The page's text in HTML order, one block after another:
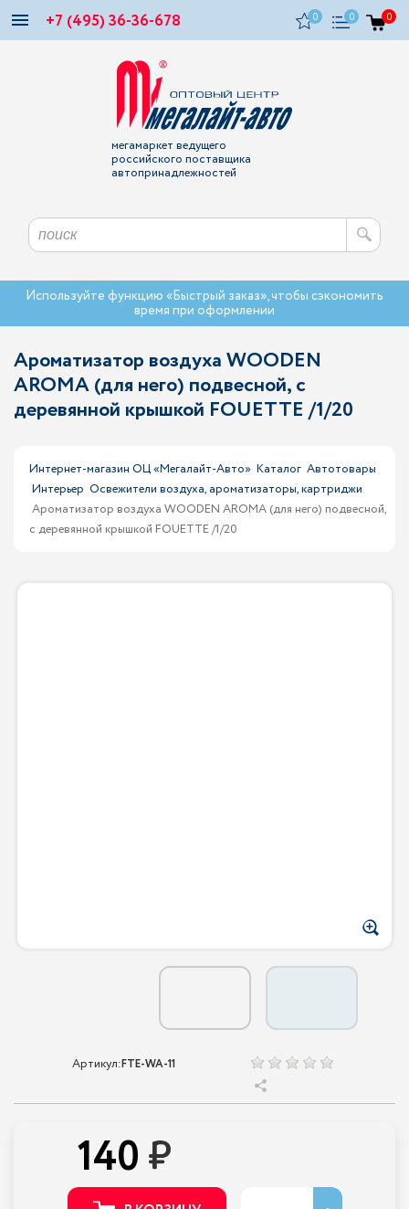
+7 (495) 36-36-678 0 0 0
мегамаркет ведущего
российского поставщика
автопринадлежностей
Используйте функцию «Быстрый заказ», чтобы сэкономить
время при оформлении
Ароматизатор воздуха WOODEN
AROMA (для него) подвесной, с
деревянной крышкой FOUETTE /1/20
Интернет-магазин ОЦ «Мегалайт-Авто» Каталог Автотовары
Интерьер Освежители воздуха, ароматизаторы, картриджи
Ароматизатор воздуха WOODEN AROMA (для него) подвесной,
с деревянной крышкой FOUETTE /1/20
Артикул:FTE-WA-11
140